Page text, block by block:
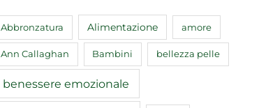
Abbronzatura Alimentazione amore
Ann Callaghan Bambini bellezza pelle
benessere emozionale